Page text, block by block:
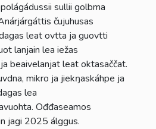
sullii golbma
čujuhusas
leat ovtta ja guovtti
lanjain lea iežas
beaivelanjat leat oktasaččat.
mikro ja jiekŋaskáhpe ja
lea
Ođđaseamos
jagi 2025 álggus.